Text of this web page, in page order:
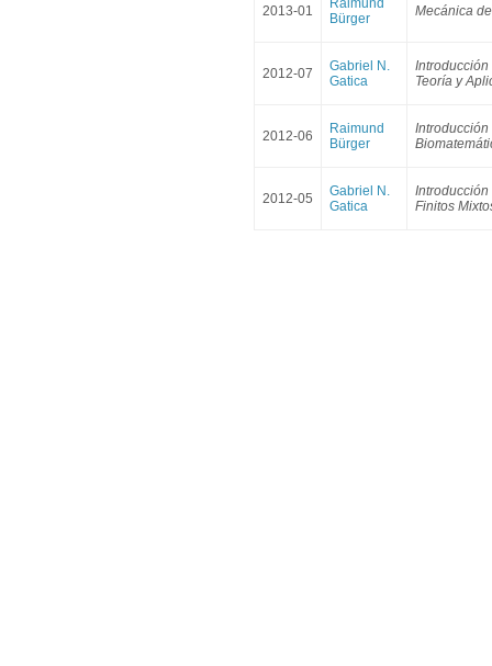
2013-01
Raimund
Bürger
Mecánica
2012-07
Gabriel N.
Gatica
Teoría y
2012-06
Raimund
Bürger
2012-05
Gabriel N.
Gatica
Finitos